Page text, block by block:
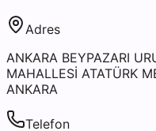
Adres
ANKARA BEYPAZARI
MAHALLESİ ATATÜRK
ANKARA
Telefon